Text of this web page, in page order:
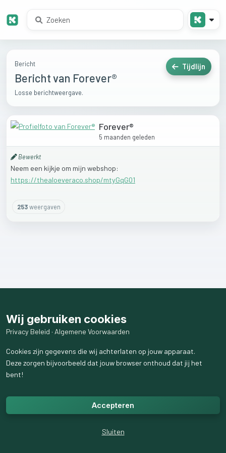
Bericht
Bericht van Forever®
Losse berichtweergave.
Tijdlijn
Forever®
5 maanden geleden
Bewerkt
Neem een kijkje om mijn webshop:
https://thealoeveraco.shop/mtyGqG01
253weergaven
Wij gebruiken cookies
Privacy Beleid · Algemene Voorwaarden
Cookies zijn gegevens die wij achterlaten op jouw apparaat.
Deze zorgen bijvoorbeeld dat jouw browser onthoud dat jij het
bent!
Accepteren
Sluiten